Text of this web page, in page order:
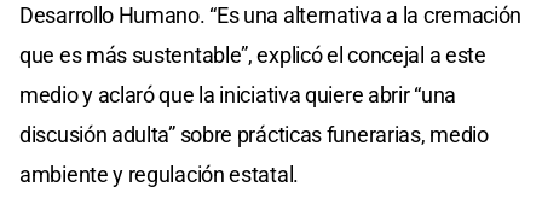
Desarrollo Humano. “Es una alternativa a la cremación
que es más sustentable”, explicó el concejal a este
medio y aclaró que la iniciativa quiere abrir “una
discusión adulta” sobre prácticas funerarias, medio
ambiente y regulación estatal.